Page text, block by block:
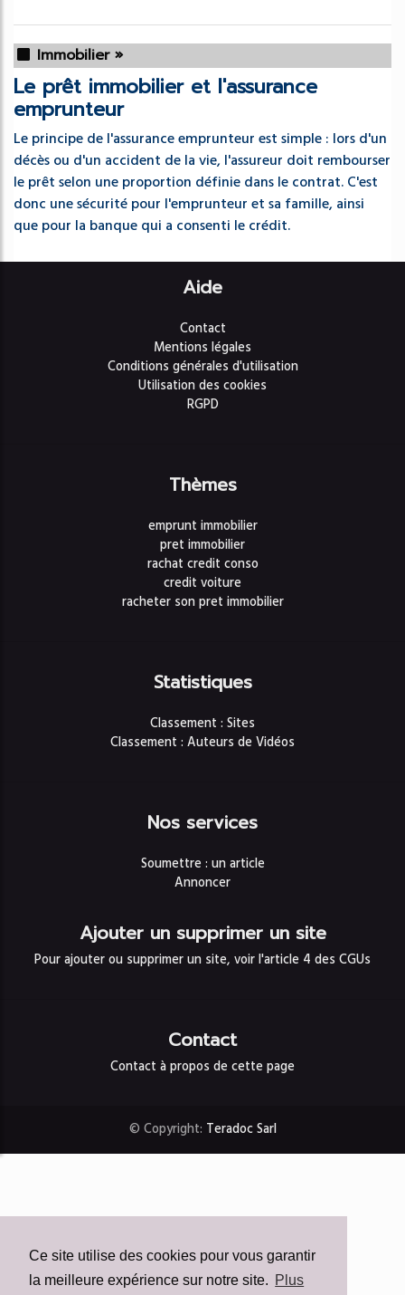
Ce site utilise des cookies pour vous garantir
la meilleure expérience sur notre site. Plus
Immobilier »
Le prêt immobilier et l'assurance
emprunteur
Le principe de l'assurance emprunteur est simple : lors d'un
décès ou d'un accident de la vie, l'assureur doit rembourser
le prêt selon une proportion définie dans le contrat. C'est
donc une sécurité pour l'emprunteur et sa famille, ainsi
que pour la banque qui a consenti le crédit.
Aide
Contact
Mentions légales
Conditions générales d'utilisation
Utilisation des cookies
RGPD
Thèmes
emprunt immobilier
pret immobilier
rachat credit conso
credit voiture
racheter son pret immobilier
Statistiques
Classement : Sites
Classement : Auteurs de Vidéos
Nos services
Soumettre : un article
Annoncer
Ajouter un supprimer un site
Pour ajouter ou supprimer un site, voir l'article 4 des CGUs
Contact
Contact à propos de cette page
© Copyright: Teradoc Sarl